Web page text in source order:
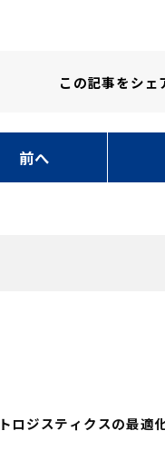
この記事をシェ
前へ
ロジスティクスの最適